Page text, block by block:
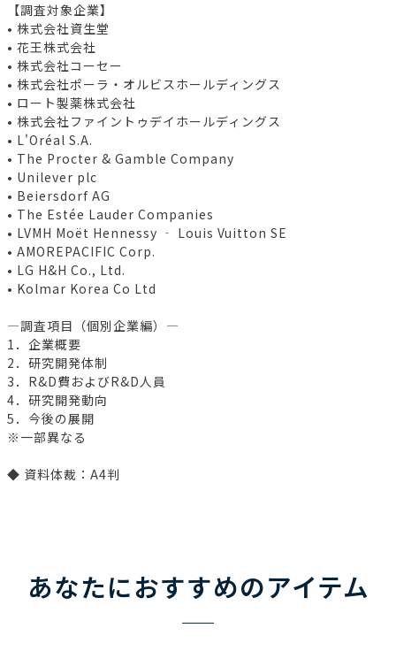
【調査対象企業】
• 株式会社資生堂
• 花王株式会社
• 株式会社コーセー
• 株式会社ポーラ・オルビスホールディングス
• ロート製薬株式会社
• 株式会社ファイントゥデイホールディングス
• L'Oréal S.A.
• The Procter & Gamble Company
• Unilever plc
• Beiersdorf AG
• The Estée Lauder Companies
• LVMH Moët Hennessy ‐ Louis Vuitton SE
• AMOREPACIFIC Corp.
• LG H&H Co., Ltd.
• Kolmar Korea Co Ltd
―調査項目（個別企業編）―
1．企業概要
2．研究開発体制
3．R&D費およびR&D人員
4．研究開発動向
5．今後の展開
※一部異なる
◆ 資料体裁：A4判
あなたにおすすめのアイテム